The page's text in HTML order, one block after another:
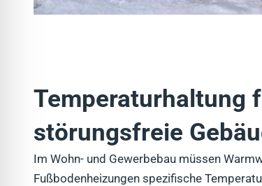
Temperaturhaltung
störungsfreie
Im Wohn- und Gewerbebau müssen
Fußbodenheizungen spezifische